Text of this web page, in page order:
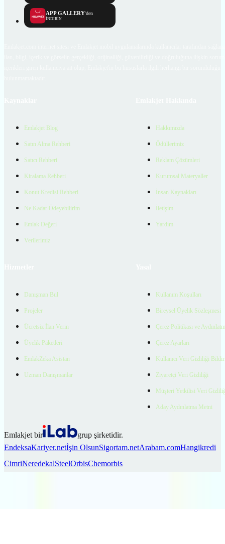
APP GALLERY'den
İNDİRİN
Emlakjet Blog
Satın Alma Rehberi
Satıcı Rehberi
Kiralama Rehberi
Konut Kredisi Rehberi
Ne Kadar Ödeyebilirim
Emlak Değeri
Verilerimiz
Hakkımızda
Ödüllerimiz
Reklam Çözümleri
Kurumsal Materyaller
İnsan Kaynakları
İletişim
Yardım
Danışman Bul
Projeler
Ücretsiz İlan Verin
Üyelik Paketleri
EmlakZeka Asistan
Uzman Danışmanlar
Kullanım Koşulları
Bireysel Üyelik Sözleşmesi
Çerez Politikası ve
Çerez Ayarları
Kullanıcı Veri Gizliliği
Ziyaretçi Veri Gizliliği
Müşteri Yetkilisi Veri
Aday Aydınlatma Metni
Emlakjet bir
grup şirketidir.
EndeksaKariyer.netİşin OlsunSigortam.netArabam.comHangikredi
CimriNeredekalSteelOrbisChemorbis